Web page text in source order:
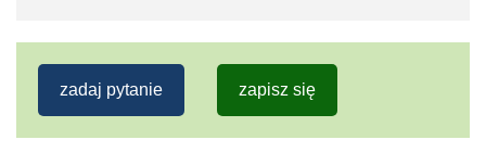
zadaj pytanie zapisz się